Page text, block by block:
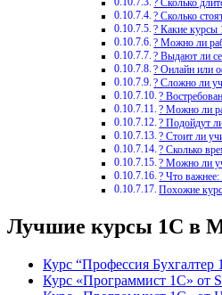
? Сколько
? Сколько
? Какие курсы
? Можно ли
? Выдают ли
? Онлайн или
? Сложно ли
?
? Можно ли
? Подойдут
? Стоит ли
? Сколько
? Можно ли
? Что
Похожие
Лучшие курсы 1С в
Курс “Профессия Бухгалтер
Курс «Программист 1С» от